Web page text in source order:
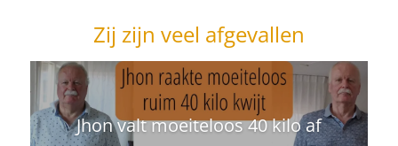
Zij zijn veel afgevallen
Jhon valt moeiteloos 40 kilo af